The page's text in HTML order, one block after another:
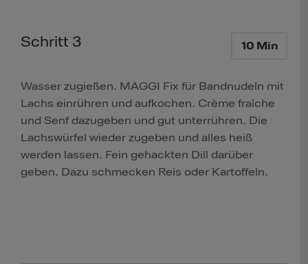
Schritt 3 10 Min
Wasser zugießen. MAGGI Fix für Bandnudeln mit
Lachs einrühren und aufkochen. Crème fraîche
und Senf dazugeben und gut unterrühren. Die
Lachswürfel wieder zugeben und alles heiß
werden lassen. Fein gehackten Dill darüber
geben. Dazu schmecken Reis oder Kartoffeln.